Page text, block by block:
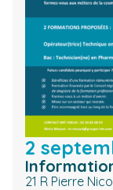
2
21 R Pierre